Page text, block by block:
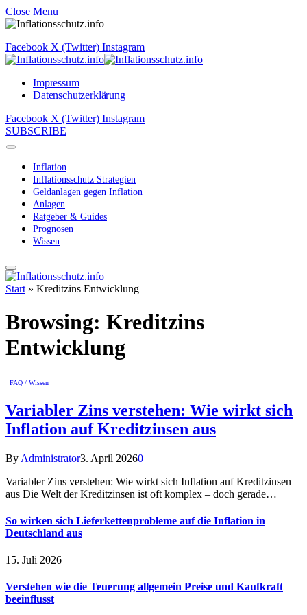
Close Menu
Facebook X (Twitter) Instagram
Impressum
Datenschutzerklärung
Facebook X (Twitter) Instagram
SUBSCRIBE
Inflation
Inflationsschutz Strategien
Geldanlagen gegen Inflation
Anlagen
Ratgeber & Guides
Prognosen
Wissen
Start » Kreditzins Entwicklung
Browsing: Kreditzins
Entwicklung
FAQ / Wissen
Variabler Zins verstehen: Wie wirkt sich
Inflation auf Kreditzinsen aus
By Administrator3. April 20260
Variabler Zins verstehen: Wie wirkt sich Inflation auf Kreditzinsen
aus Die Welt der Kreditzinsen ist oft komplex – doch gerade…
So wirken sich Lieferkettenprobleme auf die Inflation in
Deutschland aus
15. Juli 2026
Verstehen wie die Teuerung allgemein Preise und Kaufkraft
beeinflusst